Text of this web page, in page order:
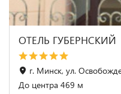
ОТЕЛЬ ГУБЕРНСКИЙ
г. Минск, ул.
До центра 469 м